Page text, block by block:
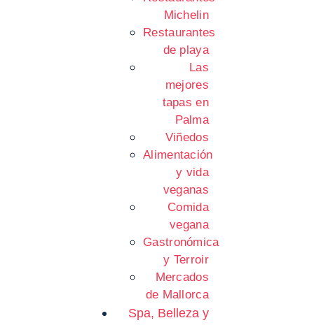
Michelin
Restaurantes
de playa
Las
mejores
tapas en
Palma
Viñedos
Alimentación
y vida
veganas
Comida
vegana
Gastronómica
y Terroir
Mercados
de Mallorca
Spa, Belleza y